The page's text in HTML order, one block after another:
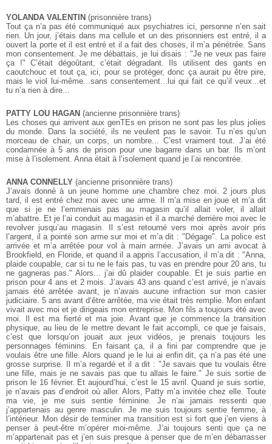
YOLANDA VALENTIN (prisonnière trans)
Tout ça n’a pas été communiqué aux psychiatres ici, personne n’en sait
rien. Un jour, j’étais dans ma cellule et un des prisonniers est entré, il a
ouvert la porte et il est entré et il a fait des choses, il m’a pénétrée. Sans
mon consentement. Je me débattais, je lui disais : "Je ne veux pas faire
ça !" C’était dégoûtant, c’était dégradant. Ils utilisent des gants en
caoutchouc et tout ça, ici, pour se protéger, donc ça aurait pu être pire,
mais le viol lui-même...sans consentement...lui qui fait ce qu’il veux...et
tu n’a rien à dire...
PATTY LOU HAGAN (ancienne prisonnière trans)
Les choses qui arrivent aux genTEs en prison ne sont pas les plus jolies
du monde. Dans la société, ils ne veulent pas le savoir. Tu n’es qu’un
morceau de chair, un corps, un nombre... C’est vraiment tout. J’ai été
condamnée à 5 ans de prison pour une bagarre dans un bar. Ils m’ont
mise à l’isolement. Anna était à l’isolement quand je l’ai rencontrée.
ANNA CONNELLY (ancienne prisonnière trans)
J’avais donné à un jeune homme une chambre chez moi. 2 jours plus
tard, il est entré chez moi avec une arme. Il m’a mise en joue et m’a dit
que si je ne l’emmenais pas au magasin qu’il allait voler, il allait
m’abattre. Et je l’ai conduit au magasin et il a marché derrière moi avec le
revolver jusqu’au magasin. Il s’est retourné vers moi après avoir pris
l’argent, il a pointé son arme sur moi et m’a dit : "Dégage". La police est
arrivée et m’a arrêtée pour vol à main armée. J’avais un ami avocat à
Brookfield, en Floride, et quand il a appris l’accusation, il m’a dit : "Anna,
plaide coupable, car si tu ne le fais pas, tu vas en prendre pour 20 ans, tu
ne gagneras pas." Alors... j’ai dû plaider coupable. Et je suis partie en
prison pour 4 ans et 2 mois. J’avais 43 ans quand c’est arrivé, je n’avais
jamais été arrêtée avant, je n’avais aucune infraction sur mon casier
judiciaire. 5 ans avant d’être arrêtée, ma vie était très remplie. Mon enfant
vivait avec moi et je dirigeais mon entreprise. Mon fils a toujours été avec
moi. Il est ma fierté et ma joie. Avant que je commence la transition
physique, au lieu de le mettre devant le fait accompli, ce que je faisais,
c’est que lorsqu’on jouait aux jeux vidéos, je prenais toujours les
personnages féminins. En faisant ça, il a fini par comprendre que je
voulais être une fille. Alors quand je le lui ai enfin dit, ça n’a pas été une
grosse surprise. Il m’a regardé et il a dit : "Je savais que tu voulais être
une fille, mais je ne savais pas que tu allais le faire." Je suis sortie de
prison le 16 février. Et aujourd’hui, c’est le 15 avril. Quand je suis sortie,
je n’avais pas d’endroit où aller. Alors, Patty m’a invitée chez elle. Toute
ma vie, je me suis sentie féminine. Je n’ai jamais ressenti que
j’appartenais au genre masculin. Je me suis toujours sentie femme, à
l’intérieur. Mon désir de terminer ma transition est si fort que j’en viens à
penser à peut-être m’opérer moi-même. J’ai toujours senti que ça ne
m’appartenait pas et j’en suis presque à penser que de m’en débarrasser